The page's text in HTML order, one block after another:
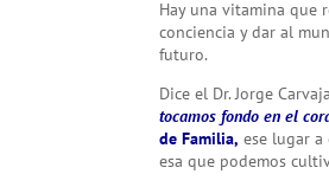
Hay una vitamina que
conciencia y dar al
futuro.
Dice el Dr. Jorge
tocamos fondo en el
de Familia, ese lugar
esa que podemos